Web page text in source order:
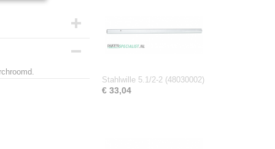
Stahlwille 5.1/2-2 (48030002)
€ 33,04